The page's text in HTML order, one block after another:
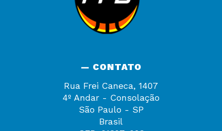
— CONTATO
Rua Frei Caneca, 1407
4º Andar - Consolação
São Paulo - SP
Brasil